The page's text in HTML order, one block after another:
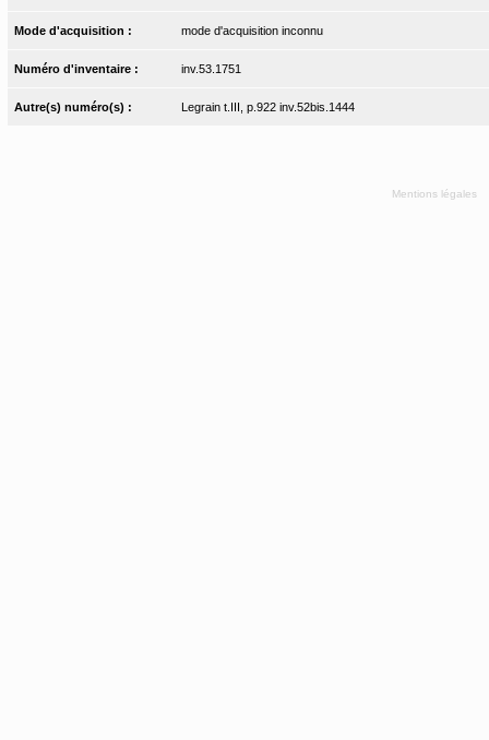
Mode d'acquisition : mode d'acquisition inconnu
Numéro d'inventaire : inv.53.1751
Autre(s) numéro(s) : Legrain t.III, p.922 inv.52bis.1444
Mentions légales